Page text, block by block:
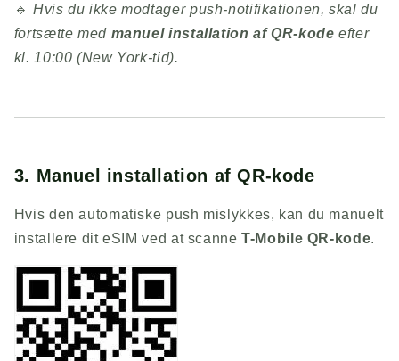
🔹 Hvis du ikke modtager push-notifikationen, skal du
fortsætte med manuel installation af QR-kode efter
kl. 10:00 (New York-tid).
3. Manuel installation af QR-kode
Hvis den automatiske push mislykkes, kan du manuelt
installere dit eSIM ved at scanne T-Mobile QR-kode.